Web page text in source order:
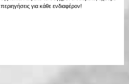
περιηγήσεις για κάθε ενδιαφέρον!